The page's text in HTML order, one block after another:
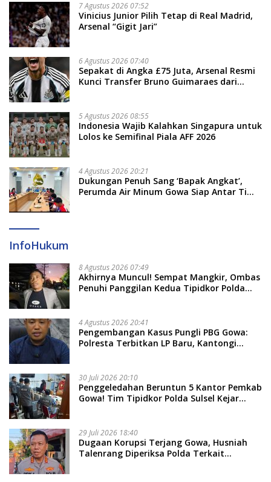
7 Agustus 2026 07:52
Vinicius Junior Pilih Tetap di Real Madrid,
Arsenal “Gigit Jari”
6 Agustus 2026 07:40
Sepakat di Angka £75 Juta, Arsenal Resmi
Kunci Transfer Bruno Guimaraes dari
5 Agustus 2026 08:55
Indonesia Wajib Kalahkan Singapura untuk
Lolos ke Semifinal Piala AFF 2026
4 Agustus 2026 20:21
Dukungan Penuh Sang ‘Bapak Angkat’,
Perumda Air Minum Gowa Siap Antar Tim
InfoHukum
8 Agustus 2026 07:49
Akhirnya Muncul! Sempat Mangkir, Ombas
Penuhi Panggilan Kedua Tipidkor Polda
4 Agustus 2026 20:41
Pengembangan Kasus Pungli PBG Gowa:
Polresta Terbitkan LP Baru, Kantongi
30 Juli 2026 20:10
Penggeledahan Beruntun 5 Kantor Pemkab
Gowa! Tim Tipidkor Polda Sulsel Kejar
29 Juli 2026 18:40
Dugaan Korupsi Terjang Gowa, Husniah
Talenrang Diperiksa Polda Terkait